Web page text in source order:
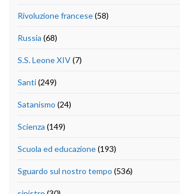
Rivoluzione francese(58)
Russia (68)
S.S. Leone XIV(7)
Santi(249)
Satanismo (24)
Scienza (149)
Scuola ed educazione(193)
Sguardo sul nostro tempo (536)